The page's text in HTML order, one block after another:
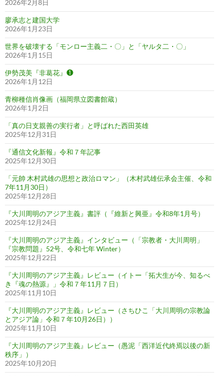
2026年2月8日
廖承志と建国大学
2026年1月23日
世界を破壊する「モンロー主義二・〇」と「ヤルタ二・〇」
2026年1月15日
伊勢茂美『非葛花』❶
2026年1月12日
青柳種信肖像画（福岡県立図書館蔵）
2026年1月2日
「真の日支親善の実行者」と呼ばれた西田英雄
2025年12月31日
『通信文化新報』令和７年記事
2025年12月30日
「元帥 木村武雄の思想と政治ロマン」（木村武雄伝承会主催、令和
7年11月30日）
2025年12月28日
『大川周明のアジア主義』書評（『維新と興亜』令和8年1月号）
2025年12月24日
『大川周明のアジア主義』インタビュー（「宗教者・大川周明」
『宗教問題』52号、令和七年 Winter）
2025年12月22日
『大川周明のアジア主義』レビュー（イトー「拓大生が今、知るべ
き『魂の熱源』」令和７年11月７日）
2025年11月10日
『大川周明のアジア主義』レビュー（さちひこ「大川周明の宗教論
とアジア論」令和７年10月26日））
2025年11月10日
『大川周明のアジア主義』レビュー（愚泥「西洋近代終焉以後の新
秩序」）
2025年10月20日